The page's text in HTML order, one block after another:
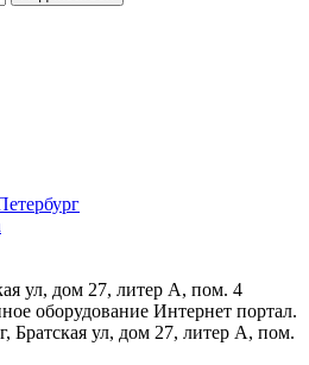
ул, дом 27, литер А, пом. 4
оборудование Интернет портал.
Братская ул, дом 27, литер А, пом.